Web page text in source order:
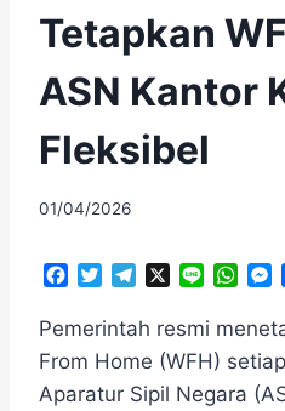
Tetapkan
ASN Kantor
Fleksibel
By
01/04/2026
c
b
o
i
t
t
e
l
g
r
n
e
W
a
s
A
s
e
n
Pemerintah resmi
From Home (WFH)
Aparatur Sipil Negara